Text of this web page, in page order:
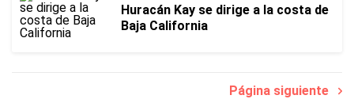
Huracán Kay se dirige a la costa de
Baja California
Página siguiente